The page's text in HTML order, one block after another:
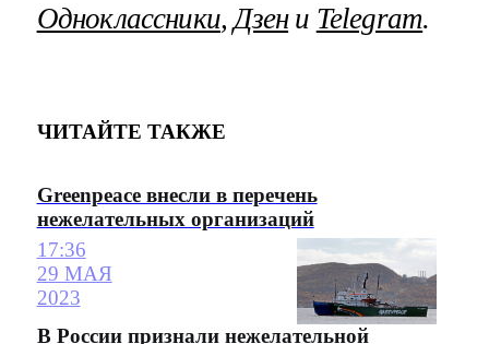
Одноклассники, Дзени Telegram.
ЧИТАЙТЕ ТАКЖЕ
Greenpeace внесли в перечень
нежелательных организаций
17:36
29 МАЯ
2023
В России признали нежелательной